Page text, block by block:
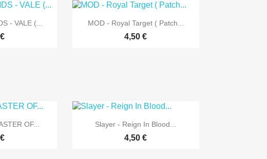
- VALE (...  Vorschau
MOD - Royal Target ( Patch...
4,50 €
OF...  Vorschau
Slayer - Reign In Blood...
4,50 €